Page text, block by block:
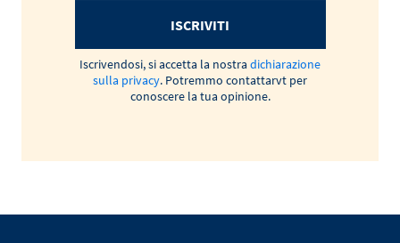
ISCRIVITI
Iscrivendosi, si accetta la nostra dichiarazione
sulla privacy. Potremmo contattarvt per
conoscere la tua opinione.